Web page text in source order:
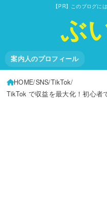
【PR】このブログに
ぶ
案内人のプロフィール
HOME SNS TikTok
TikTok で収益を最大化！初心